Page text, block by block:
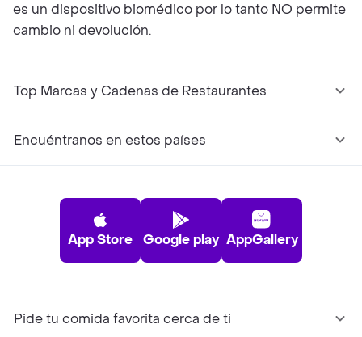
es un dispositivo biomédico por lo tanto NO permite
cambio ni devolución.
Top Marcas y Cadenas de Restaurantes
Encuéntranos en estos países
App Store Google play AppGallery
Pide tu comida favorita cerca de ti